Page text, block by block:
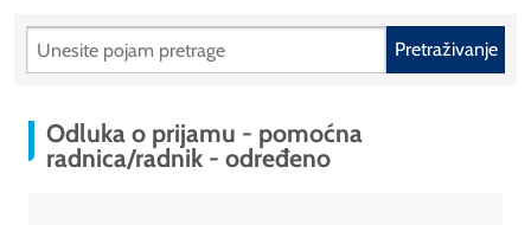
Pretraživanje
Odluka o prijamu - pomoćna
radnica/radnik - određeno